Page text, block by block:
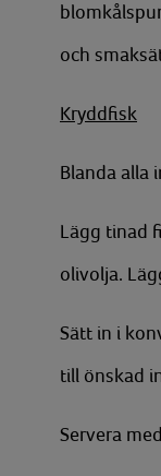
och
Kryddfisk
Blanda alla
Lägg tinad
olivolja.
Sätt in i
till önskad
Servera